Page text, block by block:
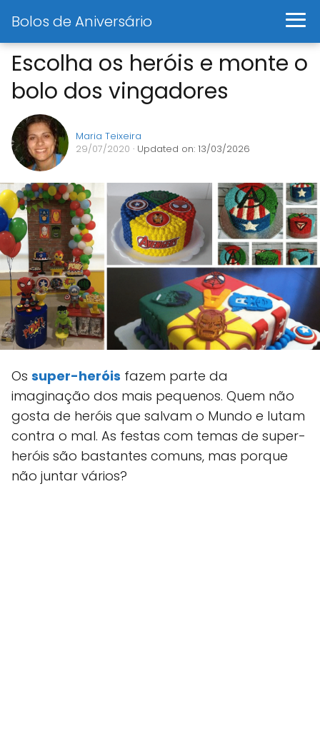
Bolos de Aniversário
Escolha os heróis e monte o
bolo dos vingadores
Maria Teixeira
29/07/2020 · Updated on: 13/03/2026
Os super-heróis fazem parte da
imaginação dos mais pequenos. Quem não
gosta de heróis que salvam o Mundo e lutam
contra o mal. As festas com temas de super-
heróis são bastantes comuns, mas porque
não juntar vários?